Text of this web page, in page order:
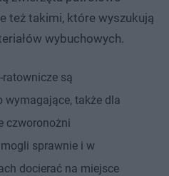
też takimi, które wyszukują
wybuchowych.
są
wymagające, także dla
czworonożni
sprawnie i w
docierać na miejsce